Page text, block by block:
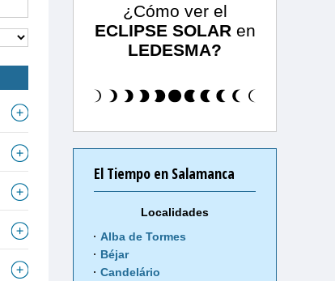
¿Cómo ver el
ECLIPSE SOLAR en
LEDESMA?
El Tiempo en Salamanca
Localidades
Alba de Tormes
Béjar
Candelário